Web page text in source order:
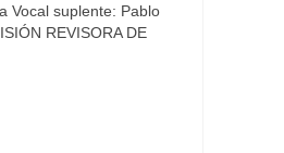
Vocal suplente: Pablo
REVISORA DE